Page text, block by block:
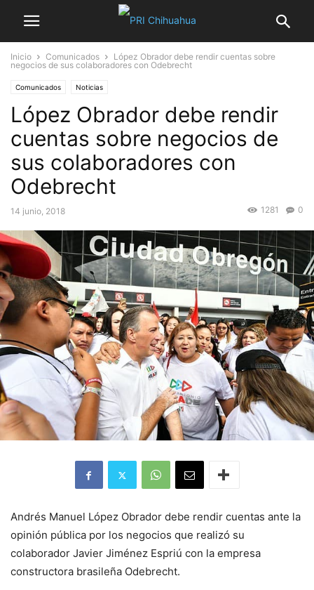
Inicio Comunicados
López Obrador debe rendir cuentas sobre
negocios de sus colaboradores con Odebrecht
Comunicados Noticias
López Obrador debe rendir
cuentas sobre negocios de
sus colaboradores con
Odebrecht
14 junio, 2018 0
1281
Andrés Manuel López Obrador debe rendir cuentas ante la
opinión pública por los negocios que realizó su
colaborador Javier Jiménez Espriú con la empresa
constructora brasileña Odebrecht.